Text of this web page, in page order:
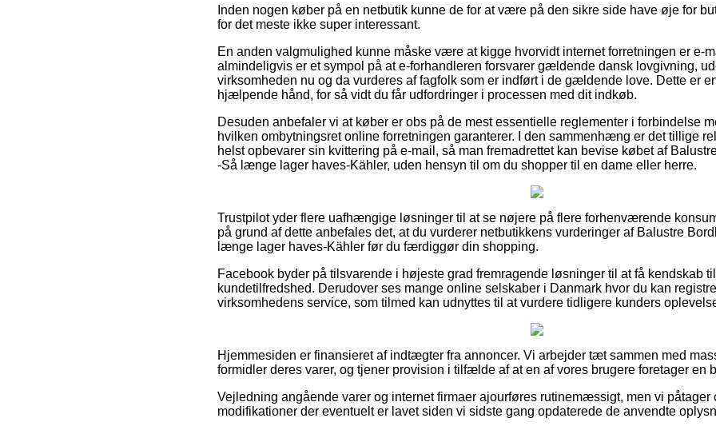
Inden nogen køber på en netbutik kunne de for at være på den sikre side have øje for
for det meste ikke super interessant.
En anden valgmulighed kunne måske være at kigge hvorvidt internet forretningen er e-
almindeligvis er et sympol på at e-forhandleren forsvarer gældende dansk lovgivning,
virksomheden nu og da vurderes af fagfolk som er indført i de gældende love. Dette er
hjælpende hånd, for så vidt du får udfordringer i processen med dit indkøb.
Desuden anbefaler vi at køber er obs på de mest essentielle reglementer i forbindelse
hvilken ombytningsret online forretningen garanterer. I den sammenhæng er det tillige
helst opbevarer sin kvittering på e-mail, så man fremadrettet kan bevise købet af
-Så længe lager haves-Kähler, uden hensyn til om du shopper til en dame eller herre.
Trustpilot yder flere uafhængige løsninger til at se nøjere på flere forhenværende
på grund af dette anbefales det, at du vurderer netbutikkens vurderinger af Balustre
længe lager haves-Kähler før du færdiggør din shopping.
Facebook byder på tilsvarende i højeste grad fremragende løsninger til at få kendskab
kundetilfredshed. Derudover ses mange online selskaber i Danmark hvor du kan
virksomhedens service, som tilmed kan udnyttes til at vurdere tidligere kunders
Hjemmesiden er finansieret af indtægter fra annoncer. Vi arbejder tæt sammen med
formidler deres varer, og tjener provision i tilfælde af at en af vores brugere foretager en
Vejledning angående varer og internet firmaer ajourføres rutinemæssigt, men vi påtager
modifikationer der eventuelt er lavet siden vi sidste gang opdaterede de anvendte